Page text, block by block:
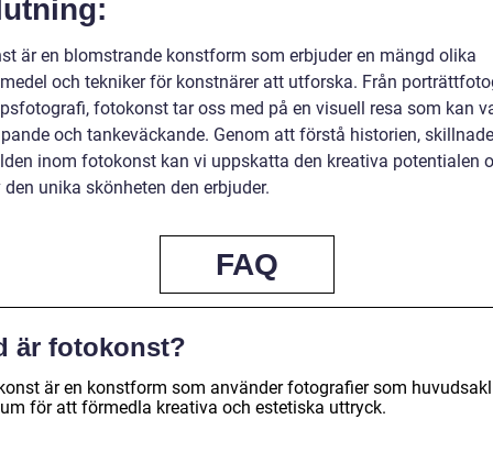
är en blomstrande konstform som erbjuder en mängd olika
och tekniker för konstnärer att utforska. Från
fotokonst tar oss med på en visuell resa som kan
och tankeväckande. Genom att förstå historien,
inom fotokonst kan vi uppskatta den kreativa potentialen
unika skönheten den erbjuder.
FAQ
är fotokonst?
är en konstform som använder fotografier som
för att förmedla kreativa och estetiska uttryck.